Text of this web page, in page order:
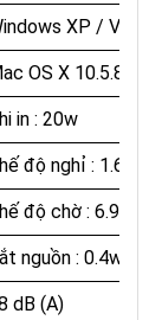
XP /
OS X 10.5.8 trở
in : 20w
độ nghỉ : 1.6w
độ chờ : 6.9w
nguồn : 0.4w
dB (A)